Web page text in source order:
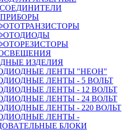
ИЗДЕЛИЯ
ЛЕНТЫ "НЕОН"
ЛЕНТЫ - 5 ВОЛЬТ
ЛЕНТЫ - 12 ВОЛЬТ
ЛЕНТЫ - 24 ВОЛЬТ
ЛЕНТЫ - 220 ВОЛЬТ
ЛЕНТЫ -
БЛОКИ